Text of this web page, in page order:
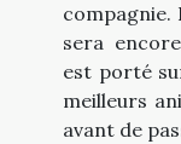
compagnie.
sera
est porté
meilleurs
avant de